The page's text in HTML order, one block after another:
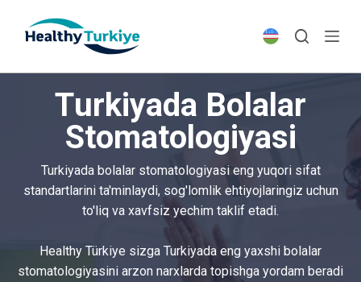
p
Turkiyada Bolalar
Stomatologiyasi
Turkiyada bolalar stomatologiyasi eng yuqori sifat
standartlarini ta'minlaydi, sog'lomlik ehtiyojlaringiz uchun
to'liq va xavfsiz yechim taklif etadi.
Healthy Türkiye sizga Turkiyada eng yaxshi bolalar
stomatologiyasini arzon narxlarda topishga yordam beradi